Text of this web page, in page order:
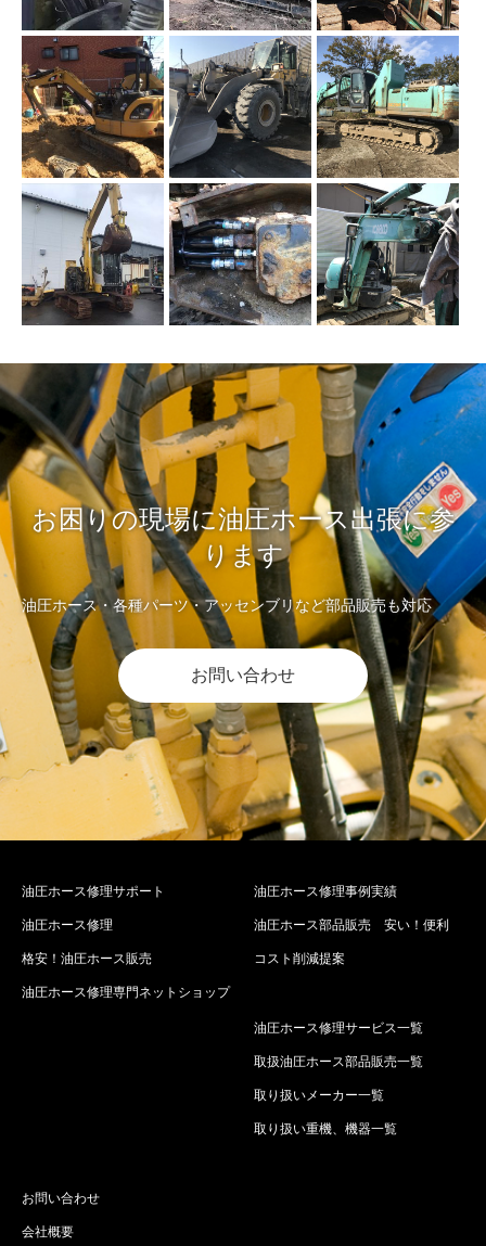
お困りの現場に油圧ホース出張に参
ります
油圧ホース・各種パーツ・アッセンブリなど部品販売も対応
お問い合わせ
油圧ホース修理サポート
油圧ホース修理
格安！油圧ホース販売
油圧ホース修理専門ネットショップ
油圧ホース修理事例実績
油圧ホース部品販売 安い！便利
コスト削減提案
油圧ホース修理サービス一覧
取扱油圧ホース部品販売一覧
取り扱いメーカー一覧
取り扱い重機、機器一覧
お問い合わせ
会社概要